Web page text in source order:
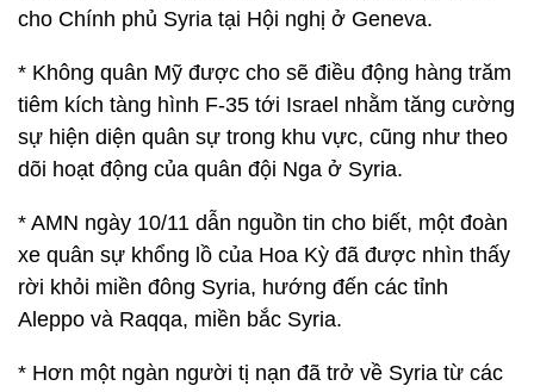
cho Chính phủ Syria tại Hội nghị ở Geneva.
* Không quân Mỹ được cho sẽ điều động hàng trăm
tiêm kích tàng hình F-35 tới Israel nhằm tăng cường
sự hiện diện quân sự trong khu vực, cũng như theo
dõi hoạt động của quân đội Nga ở Syria.
* AMN ngày 10/11 dẫn nguồn tin cho biết, một đoàn
xe quân sự khổng lồ của Hoa Kỳ đã được nhìn thấy
rời khỏi miền đông Syria, hướng đến các tỉnh
Aleppo và Raqqa, miền bắc Syria.
* Hơn một ngàn người tị nạn đã trở về Syria từ các